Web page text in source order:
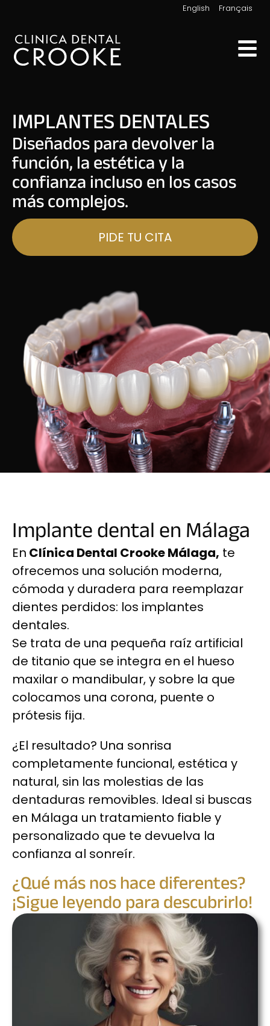
English Français
IMPLANTES DENTALES
Diseñados para devolver la
función, la estética y la
confianza incluso en los casos
más complejos.
PIDE TU CITA
Implante dental en Málaga
En Clínica Dental Crooke Málaga, te
ofrecemos una solución moderna,
cómoda y duradera para reemplazar
dientes perdidos: los implantes
dentales.
Se trata de una pequeña raíz artificial
de titanio que se integra en el hueso
maxilar o mandibular, y sobre la que
colocamos una corona, puente o
prótesis fija.
¿El resultado? Una sonrisa
completamente funcional, estética y
natural, sin las molestias de las
dentaduras removibles. Ideal si buscas
en Málaga un tratamiento fiable y
personalizado que te devuelva la
confianza al sonreír.
¿Qué más nos hace diferentes?
¡Sigue leyendo para descubrirlo!